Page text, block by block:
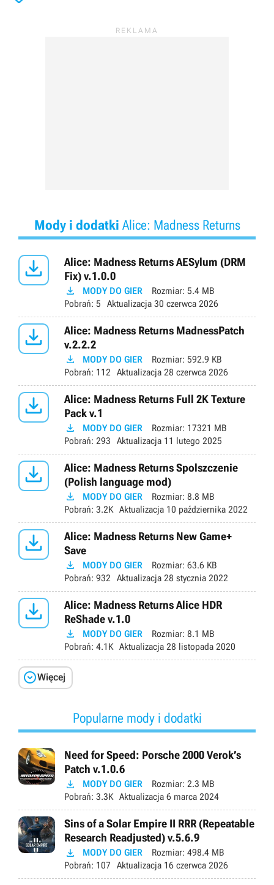
Mody i dodatki Alice: Madness Returns

Alice: Madness Returns AESylum (DRM
Fix) v.1.0.0
 MODY DO GIER Rozmiar: 5.4 MB
Pobrań: 5 Aktualizacja 30 czerwca 2026

Alice: Madness Returns MadnessPatch
v.2.2.2
 MODY DO GIER Rozmiar: 592.9 KB
Pobrań: 112 Aktualizacja 28 czerwca 2026

Alice: Madness Returns Full 2K Texture
Pack v.1
 MODY DO GIER Rozmiar: 17321 MB
Pobrań: 293 Aktualizacja 11 lutego 2025

Alice: Madness Returns Spolszczenie
(Polish language mod)
 MODY DO GIER Rozmiar: 8.8 MB
Pobrań: 3.2K Aktualizacja 10 października 2022

Alice: Madness Returns New Game+
Save
 MODY DO GIER Rozmiar: 63.6 KB
Pobrań: 932 Aktualizacja 28 stycznia 2022

Alice: Madness Returns Alice HDR
ReShade v.1.0
 MODY DO GIER Rozmiar: 8.1 MB
Pobrań: 4.1K Aktualizacja 28 listopada 2020
Więcej
Popularne mody i dodatki
Need for Speed: Porsche 2000 Verok’s
Patch v.1.0.6
 MODY DO GIER Rozmiar: 2.3 MB
Pobrań: 3.3K Aktualizacja 6 marca 2024
Sins of a Solar Empire II RRR (Repeatable
Research Readjusted) v.5.6.9
 MODY DO GIER Rozmiar: 498.4 MB
Pobrań: 107 Aktualizacja 16 czerwca 2026